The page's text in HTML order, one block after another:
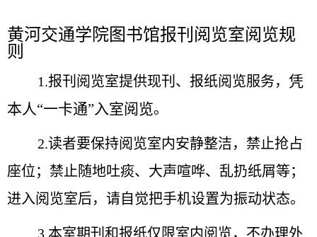
黄河交通学院图书馆报刊阅览室阅览规
则
1.报刊阅览室提供现刊、报纸阅览服务， 凭
本人“一卡通”入室阅览。
2.读者要保持阅览室内安静整洁，禁止抢占
座位；禁止随地吐痰、大声喧哗、乱扔纸屑等；
进入阅览室后，请自觉把手机设置为振动状态。
3.本室期刊和报纸仅限室内阅览，不办理外